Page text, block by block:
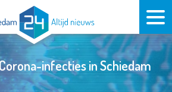
infecties in Schiedam